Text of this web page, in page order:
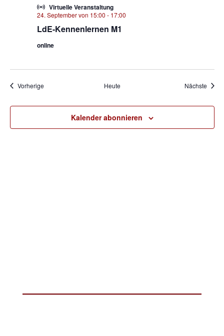
LdE-Kennenlernen M1
24. September von 15:00 - 17:00
online
Virtuelle Veranstaltung
VorherigeVeranstaltungen Heute Nächste
Kalender abonnieren